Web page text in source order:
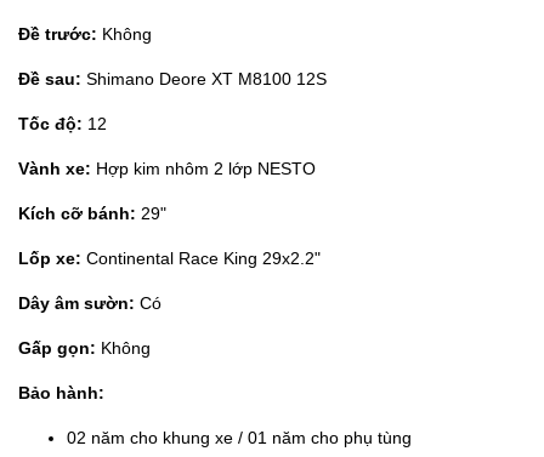
Đề trước: Không
Đề sau: Shimano Deore XT M8100 12S
Tốc độ: 12
Vành xe: Hợp kim nhôm 2 lớp NESTO
Kích cỡ bánh: 29"
Lốp xe: Continental Race King 29x2.2"
Dây âm sườn: Có
Gấp gọn: Không
Bảo hành:
02 năm cho khung xe / 01 năm cho phụ tùng